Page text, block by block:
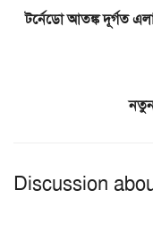
টর্নেডো আতঙ্ক দূর্গত
Discussion